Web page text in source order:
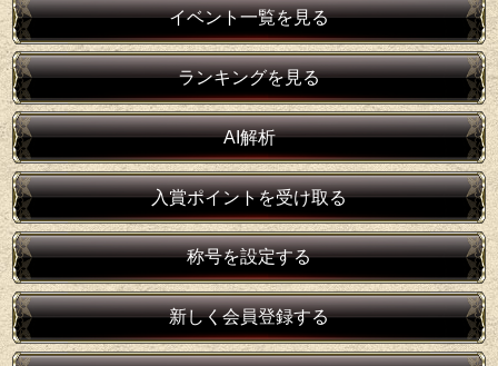
イベント一覧を見る
ランキングを見る
AI解析
入賞ポイントを受け取る
称号を設定する
新しく会員登録する